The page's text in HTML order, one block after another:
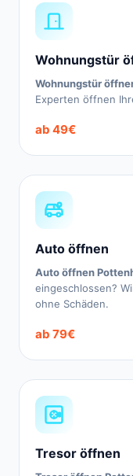
Wohnungstür
Wohnungstür
Experten öffnen
ab 49€
Auto öffnen
Auto öffnen
eingeschlossen?
ohne Schäden.
ab 79€
Tresor öffnen